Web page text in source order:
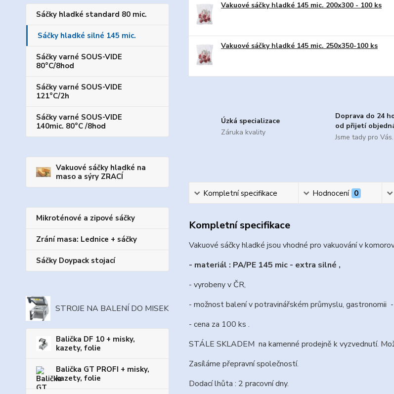
Sáčky hladké standard 80 mic.
Sáčky hladké silné 145 mic.
Sáčky varné SOUS-VIDE
80°C/8hod
Sáčky varné SOUS-VIDE
121°C/2h
Sáčky varné SOUS-VIDE
140mic. 80°C /8hod
Vakuové sáčky hladké na
maso a sýry ZRACÍ
Mikroténové a zipové sáčky
Zrání masa: Lednice + sáčky
Sáčky Doypack stojací
STROJE NA BALENÍ DO MISEK
Balička DF 10 + misky,
kazety, folie
Balička GT PROFI + misky,
kazety, folie
Vakuové sáčky hladké 145 mic. 200x300 - 100 ks
Vakuové sáčky hladké 145 mic. 250x350-100 ks
Úzká specializace
Záruka kvality
Doprava do 24
od přijetí
Jsme tady pro Vás.
Kompletní specifikace Hodnocení 0
Kompletní specifikace
Vakuové sáčky hladké jsou vhodné pro vakuování v
- materiál : PA/PE 145 mic - extra silné ,
- vyrobeny v ČR,
- možnost balení v potravinářském průmyslu, gastronomii
- cena za 100 ks .
STÁLE SKLADEM na kamenné prodejně k vyzvednutí.
Zasíláme přepravní společností.
Dodací lhůta : 2 pracovní dny.